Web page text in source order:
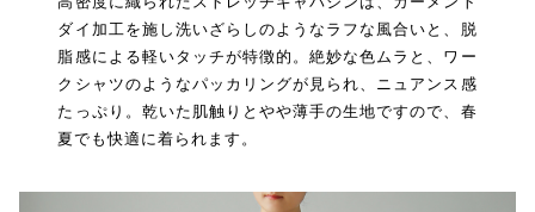
ダイ加工を施し洗いざらしのようなラフな風合いと、脱
脂感による軽いタッチが特徴的。絶妙な色ムラと、ワー
クシャツのようなパッカリングが見られ、ニュアンス感
たっぷり。乾いた肌触りとやや薄手の生地ですので、春
夏でも快適に着られます。